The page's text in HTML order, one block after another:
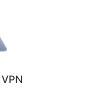
продукта.
VPN